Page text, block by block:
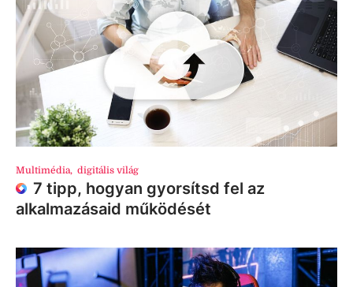
Multimédia, digitális világ
7 tipp, hogyan gyorsítsd fel az
alkalmazásaid működését